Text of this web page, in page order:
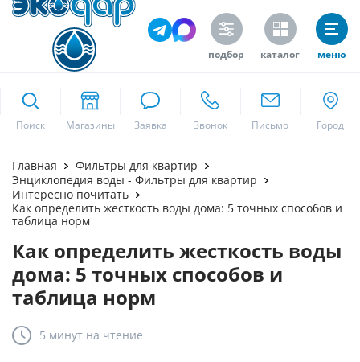
подбор каталог меню
Поиск
Москва
Главная
Фильтры для квартир
Энциклопедия воды - Фильтры для квартир
Интересно почитать
Как определить жесткость воды дома: 5 точных способов и
таблица норм
Как определить жесткость воды
дома: 5 точных способов и
таблица норм
5 минут на чтение